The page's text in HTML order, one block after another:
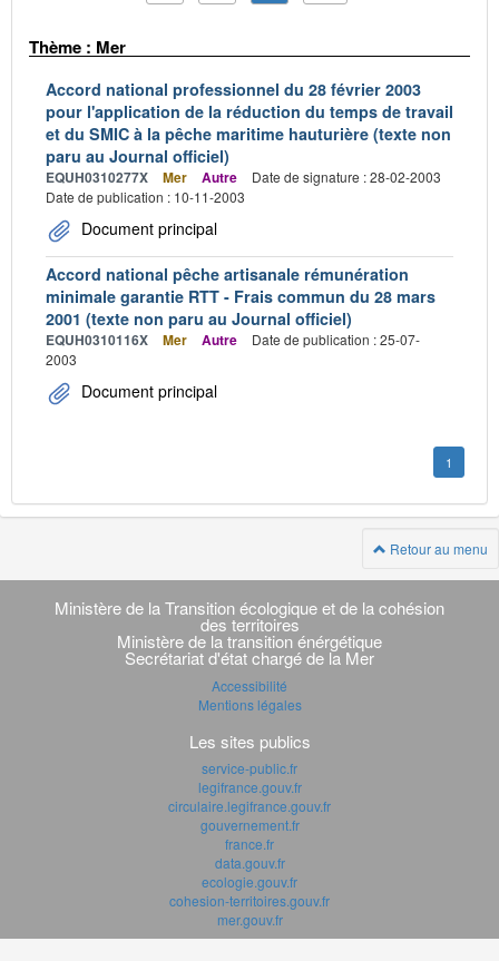
Thème : Mer
Accord national professionnel du 28 février 2003
pour l'application de la réduction du temps de travail
et du SMIC à la pêche maritime hauturière (texte non
paru au Journal officiel)
EQUH0310277X Mer Autre
Date de signature : 28-02-2003
Date de publication : 10-11-2003
Document principal
Accord national pêche artisanale rémunération
minimale garantie RTT - Frais commun du 28 mars
2001 (texte non paru au Journal officiel)
EQUH0310116X Mer Autre
Date de publication : 25-07-
2003
Document principal
1
Retour au menu
Navigation
transverse
Ministère de la Transition écologique et de la cohésion
des territoires
Ministère de la transition énérgétique
Secrétariat d'état chargé de la Mer
Accessibilité
Mentions légales
Les sites publics
service-public.fr
legifrance.gouv.fr
circulaire.legifrance.gouv.fr
gouvernement.fr
france.fr
data.gouv.fr
ecologie.gouv.fr
cohesion-territoires.gouv.fr
mer.gouv.fr